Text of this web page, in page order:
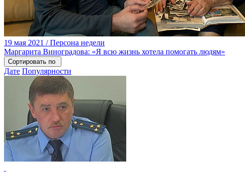
19 мая 2021 / Персона недели
Маргарита Виноградова: «Я всю жизнь хотела помогать людям»
Сортировать по
Дате Популярности